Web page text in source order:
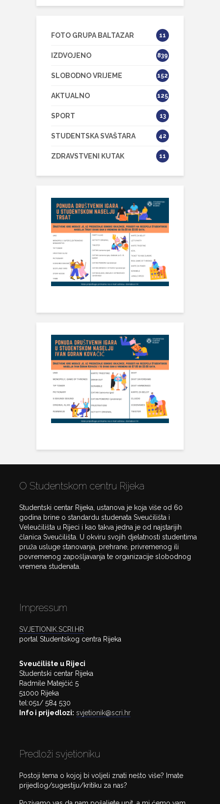
FOTO GRUPA BALTAZAR 11
IZDVOJENO 839
SLOBODNO VRIJEME 152
AKTUALNO 125
SPORT 13
STUDENTSKA SVAŠTARA 42
ZDRAVSTVENI KUTAK 11
O Studentskom centru Rijeka
Studentski centar Rijeka, ustanova je koja više od 60
godina brine o standardu studenata Sveučilišta i
Veleučilišta u Rijeci i kao takva jedna je od najstarijih
članica Sveučilišta. U okviru svojih djelatnosti studentima
pruža usluge stanovanja, prehrane, privremenog ili
povremenog zapošljavanja te organizacije slobodnog
vremena studenata.
Impressum
SVJETIONIK.SCRI.HR
portal Studentskog centra Rijeka
Sveučilište u Rijeci
Studentski centar Rijeka
Radmile Matejčić 5
51000 Rijeka
tel:051/ 584 530
Info i prijedlozi: svjetionik@scri.hr
Predloži svjetioniku
Postoji tema o kojoj bi voljeli znati nešto više? Imate
prijedlog/sugestiju/kritiku za nas?